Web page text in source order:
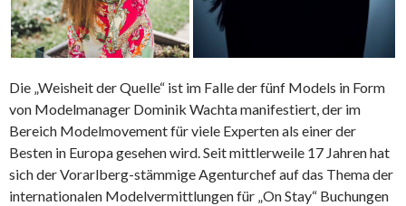
Die „Weisheit der Quelle“ ist im Falle der fünf Models in Form
von Modelmanager Dominik Wachta manifestiert, der im
Bereich Modelmovement für viele Experten als einer der
Besten in Europa gesehen wird. Seit mittlerweile 17 Jahren hat
sich der Vorarlberg-stämmige Agenturchef auf das Thema der
internationalen Modelvermittlungen für „On Stay“ Buchungen